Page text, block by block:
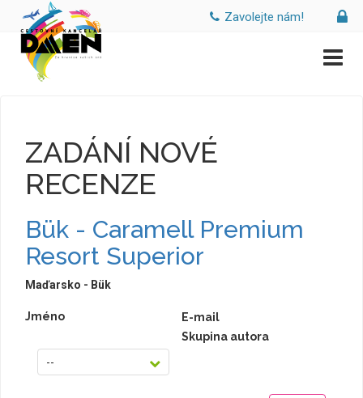
Zavolejte nám!
ZADÁNÍ NOVÉ
RECENZE
Bük - Caramell Premium
Resort Superior
Maďarsko - Bük
Jméno
E-mail
Skupina autora
--